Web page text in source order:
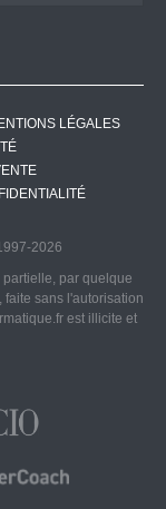
LÉGALES
2026
par quelque
sans l'autorisation
est illicite et